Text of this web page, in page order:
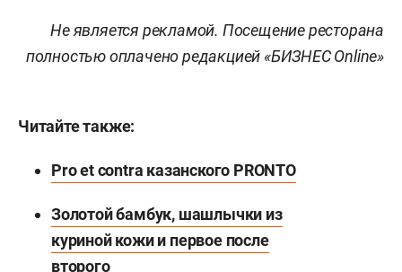
Не является рекламой. Посещение ресторана
полностью оплачено редакцией «БИЗНЕС Online»
Читайте также:
Pro et contra казанского PRONTO
Золотой бамбук, шашлычки из
куриной кожи и первое после
второго